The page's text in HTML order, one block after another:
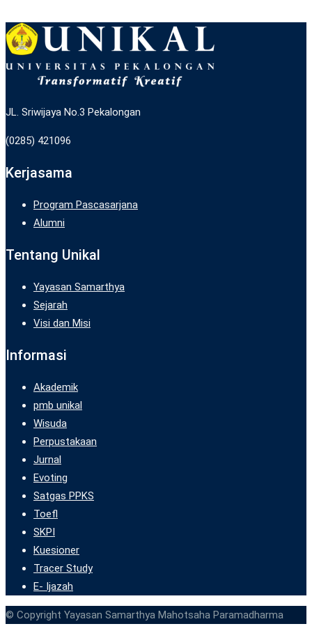
JL. Sriwijaya No.3 Pekalongan
(0285) 421096
Kerjasama
Program Pascasarjana
Alumni
Tentang Unikal
Yayasan Samarthya
Sejarah
Visi dan Misi
Informasi
Akademik
pmb unikal
Wisuda
Perpustakaan
Jurnal
Evoting
Satgas PPKS
Toefl
SKPI
Kuesioner
Tracer Study
E- Ijazah
© Copyright Yayasan Samarthya Mahotsaha Paramadharma